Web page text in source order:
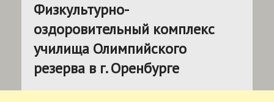
Физкультурно-
оздоровительный комплекс
училища Олимпийского
резерва в г. Оренбурге